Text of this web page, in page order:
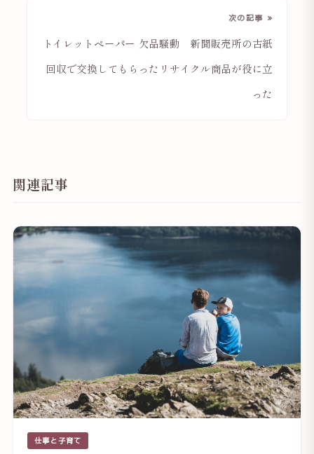
次の記事 »
トイレットペーパー 欠品騒動 新聞販売所の古紙
回収で交換してもらったリサイクル商品が役に立
った
関連記事
仕事と子育て